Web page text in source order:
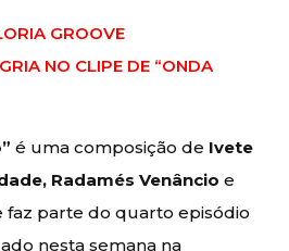
GROOVE
NO CLIPE DE “ONDA
é uma composição de Ivete
Radamés Venâncio e
faz parte do quarto episódio
nesta semana na